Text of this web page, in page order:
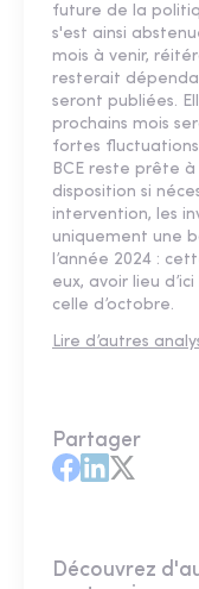
future de la
s'est ainsi
mois à venir,
resterait
seront publiées.
prochains mois
fortes fluctuations
BCE reste prête
disposition si
intervention, les
uniquement une
l’année 2024 :
eux, avoir lieu
celle d’octobre.
Lire d’autres
Partager
Découvrez